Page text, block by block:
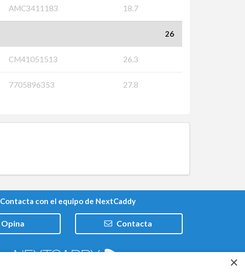
AMC3411183 18.7
26
CM41051513 26.3
7705896353 27.8
Contacta con el equipo de NextCaddy
Opina Contacta
×